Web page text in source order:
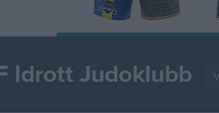
Idrott Judoklubb